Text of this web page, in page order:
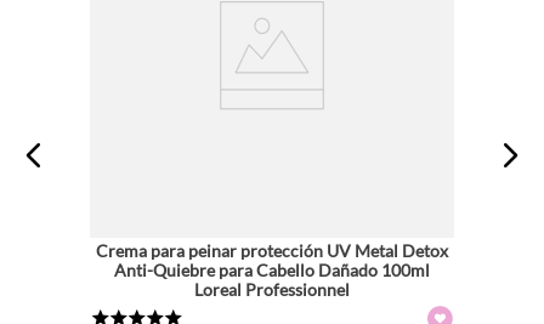
Crema para peinar protección UV Metal Detox
Anti-Quiebre para Cabello Dañado 100ml
Loreal Professionnel